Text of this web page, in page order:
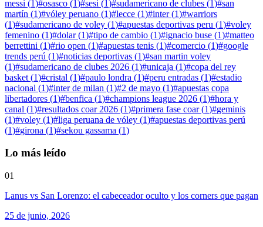
messi (1)#osasco (1)#sesi (1)#sudamericano de clubes (1)#san
martín (1)#vóley peruano (1)#lecce (1)#inter(1)#warriors
(1)#sudamericano de voley (1)#apuestas deportivas peru (1)#voley
femenino (1)#dolar(1)#tipo de cambio (1)#ignacio buse (1)#matteo
berrettini (1)#rio open (1)#apuestas tenis (1)#comercio (1)#google
trends perú (1)#noticias deportivas (1)#san martin voley
(1)#sudamericano de clubes 2026 (1)#unicaja (1)#copa del rey
basket (1)#cristal (1)#paulo londra (1)#peru entradas (1)#estadio
nacional (1)#inter de milan (1)#2 de mayo (1)#apuestas copa
libertadores (1)#benfica (1)#champions league 2026 (1)#hora y
canal (1)#resultados coar 2026 (1)#primera fase coar(1)#geminis
(1)#voley (1)#liga peruana de vóley (1)#apuestas deportivas perú
(1)#girona (1)#sekou gassama (1)
Lo más leído
01
Lanus vs San Lorenzo: el cabeceador oculto y los corners que pagan
25 de junio, 2026